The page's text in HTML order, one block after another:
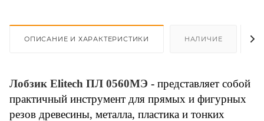
ОПИСАНИЕ И ХАРАКТЕРИСТИКИ НАЛИЧИЕ
Лобзик Elitech ПЛ 0560МЭ - представляет собой
практичный инструмент для прямых и фигурных
резов древесины, металла, пластика и тонких